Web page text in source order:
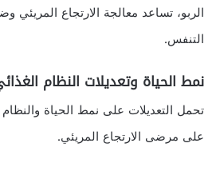
الربو، تساعد معالجة الارتجاع
التنفس.
نمط الحياة وتعديلات النظام
تحمل التعديلات على نمط الحياة والنظام
على مرضى الارتجاع المريئي.